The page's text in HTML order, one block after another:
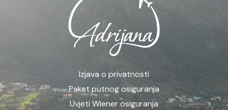
Izjava o privatnosti
Paket putnog osiguranja
Uvjeti Wiener osiguranja